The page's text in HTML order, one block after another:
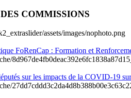
COMMISSIONS
FoRenCap : Formation et
sur les impacts de la COVID-19